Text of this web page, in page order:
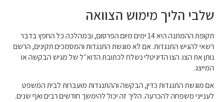
שלבי הליך מימוש הצוואה
תקופת ההמתנה היא 14 ימים מיום הפרסום, ובמהלכה כל החפץ בדבר
רשאי להגיש התנגדות. אם לא מוגשת התנגדות והמסמכים תקינים, הרשם
נותן את הצו. הצו הדיגיטלי נשלח לכתובת הדוא״ל של מגיש הבקשה או
המייצג.
אם מוגשת התנגדות כדין, הבקשה וההתנגדות מועברות לבית המשפט
לענייני משפחה להכרעה. הליך זה יכול להימשך חודשים רבים ואף שנים.